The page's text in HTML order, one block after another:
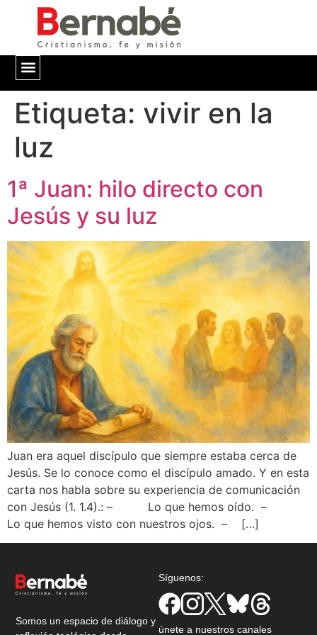
Etiqueta: vivir en la
luz
1ª Juan: hilo directo con
Jesús y su luz
Juan era aquel discípulo que siempre estaba cerca de
Jesús. Se lo conoce como el discípulo amado. Y en esta
carta nos habla sobre su experiencia de comunicación
con Jesús (1. 1.4).: – Lo que hemos oído. –
Lo que hemos visto con nuestros ojos. – […]
Somos un espacio de diálogo y
Síguenos:
únete a nuestros canales